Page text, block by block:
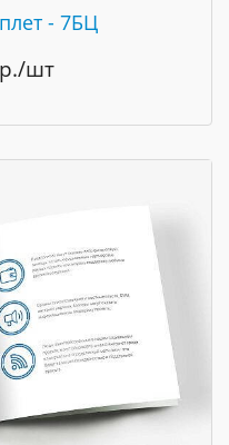
- 7БЦ
р./шт